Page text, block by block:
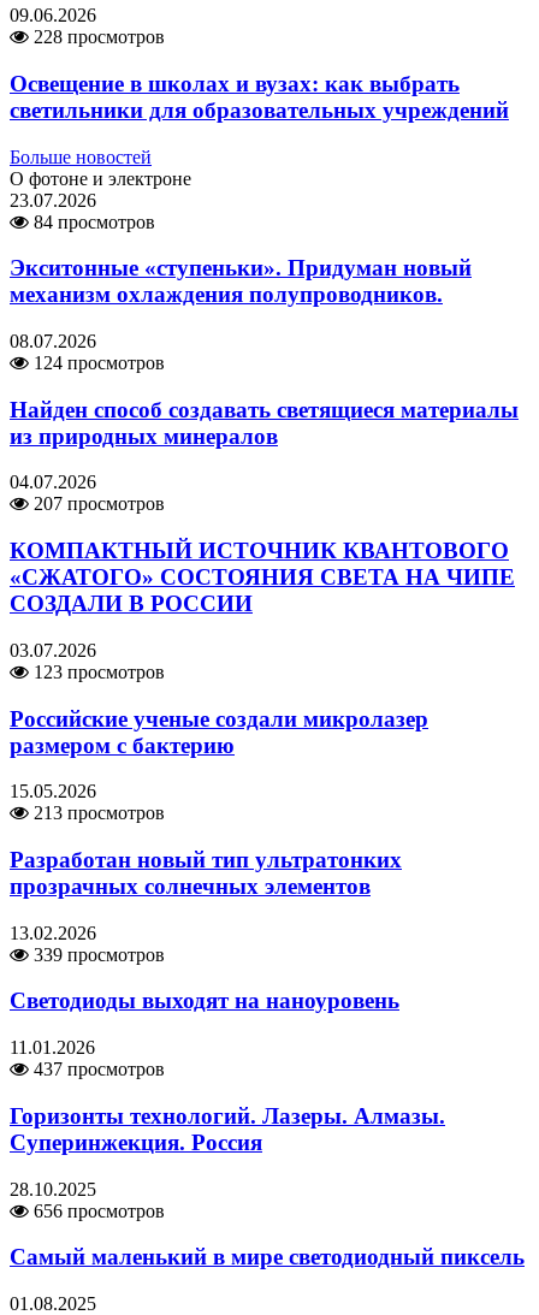
09.06.2026
228 просмотров
Освещение в школах и вузах: как выбрать
светильники для образовательных учреждений
Больше новостей
О фотоне и электроне
23.07.2026
84 просмотров
Экситонные «ступеньки». Придуман новый
механизм охлаждения полупроводников.
08.07.2026
124 просмотров
Найден способ создавать светящиеся материалы
из природных минералов
04.07.2026
207 просмотров
КОМПАКТНЫЙ ИСТОЧНИК КВАНТОВОГО
«СЖАТОГО» СОСТОЯНИЯ СВЕТА НА ЧИПЕ
СОЗДАЛИ В РОССИИ
03.07.2026
123 просмотров
Российские ученые создали микролазер
размером с бактерию
15.05.2026
213 просмотров
Разработан новый тип ультратонких
прозрачных солнечных элементов
13.02.2026
339 просмотров
Светодиоды выходят на наноуровень
11.01.2026
437 просмотров
Горизонты технологий. Лазеры. Алмазы.
Суперинжекция. Россия
28.10.2025
656 просмотров
Самый маленький в мире светодиодный пиксель
01.08.2025